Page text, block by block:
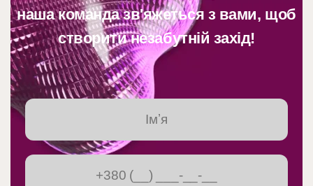
наша команда зв'яжеться з вами, щоб
створити незабутній захід!